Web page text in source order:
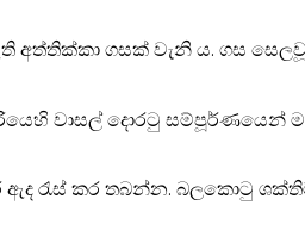
ගසක් වැනි ය. ගස
වාසල් දොරටු සම්පූර්ණයෙන්
ඇද රැස් කර තබන්න. බලකොටු